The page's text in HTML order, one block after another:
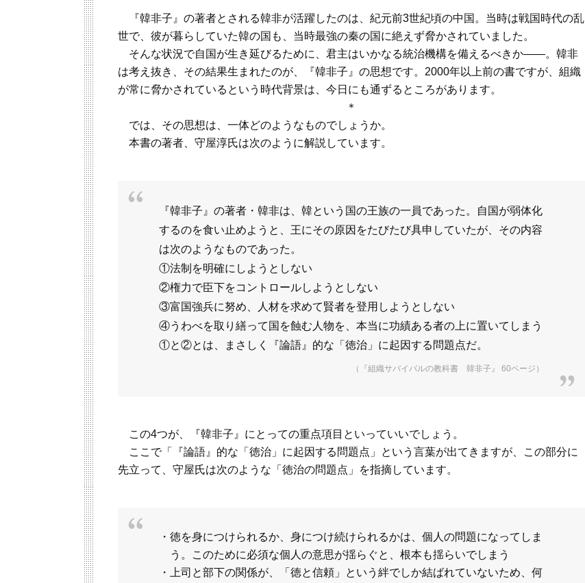
『韓非子』の著者とされる韓非が活躍したのは、紀元前3世紀頃の中国。当時は戦国時代の乱
世で、彼が暮らしていた韓の国も、当時最強の秦の国に絶えず脅かされていました。
そんな状況で自国が生き延びるために、君主はいかなる統治機構を備えるべきか――。韓非
は考え抜き、その結果生まれたのが、『韓非子』の思想です。2000年以上前の書ですが、組織
が常に脅かされているという時代背景は、今日にも通ずるところがあります。
＊
では、その思想は、一体どのようなものでしょうか。
本書の著者、守屋淳氏は次のように解説しています。
『韓非子』の著者・韓非は、韓という国の王族の一員であった。自国が弱体化
するのを食い止めようと、王にその原因をたびたび具申していたが、その内容
は次のようなものであった。
①法制を明確にしようとしない
②権力で臣下をコントロールしようとしない
③富国強兵に努め、人材を求めて賢者を登用しようとしない
④うわべを取り繕って国を蝕む人物を、本当に功績ある者の上に置いてしまう
①と②とは、まさしく『論語』的な「徳治」に起因する問題点だ。
（『組織サバイバルの教科書 韓非子』 60ページ）
この4つが、『韓非子』にとっての重点項目といっていいでしょう。
ここで「『論語』的な「徳治」に起因する問題点」という言葉が出てきますが、この部分に
先立って、守屋氏は次のような「徳治の問題点」を指摘しています。
・徳を身につけられるか、身につけ続けられるかは、個人の問題になってしま
う。このために必須な個人の意思が揺らぐと、根本も揺らいでしまう
・上司と部下の関係が、「徳と信頼」という絆でしか結ばれていないため、何